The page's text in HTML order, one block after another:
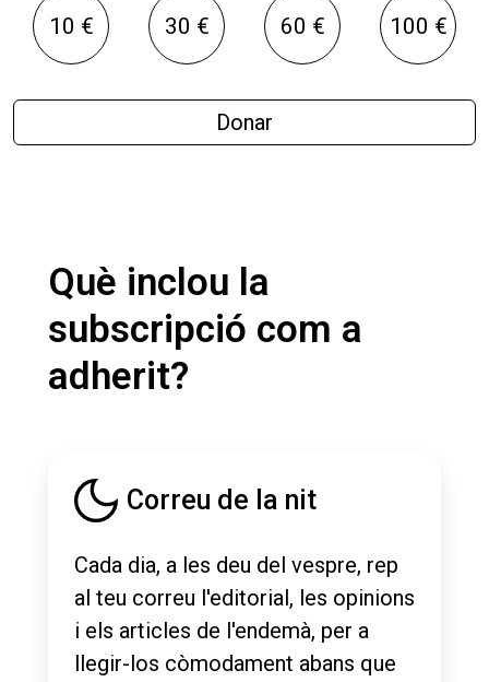
10 € 30 € 60 € 100 €
Donar
Què inclou la
subscripció com a
adherit?
Correu de la nit
Cada dia, a les deu del vespre, rep
al teu correu l'editorial, les opinions
i els articles de l'endemà, per a
llegir-los còmodament abans que